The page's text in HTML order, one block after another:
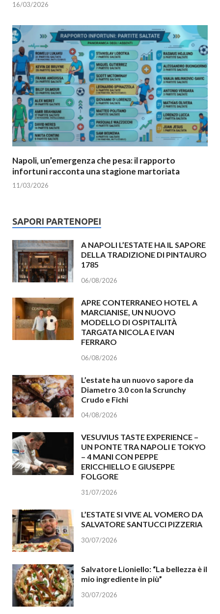
16/03/2026
Napoli, un’emergenza che pesa: il rapporto
infortuni racconta una stagione martoriata
11/03/2026
SAPORI PARTENOPEI
A NAPOLI L’ESTATE HA IL SAPORE
DELLA TRADIZIONE DI PINTAURO
1785
06/08/2026
APRE CONTERRANEO HOTEL A
MARCIANISE, UN NUOVO
MODELLO DI OSPITALITÀ
TARGATA NICOLA E IVAN
FERRARO
06/08/2026
L’estate ha un nuovo sapore da
Diametro 3.0 con la Scrunchy
Crudo e Fichi
04/08/2026
VESUVIUS TASTE EXPERIENCE –
UN PONTE TRA NAPOLI E TOKYO
– 4 MANI CON PEPPE
ERICCHIELLO E GIUSEPPE
FOLGORE
31/07/2026
L’ESTATE SI VIVE AL VOMERO DA
SALVATORE SANTUCCI PIZZERIA
30/07/2026
Salvatore Lioniello: “La bellezza è il
mio ingrediente in più”
30/07/2026